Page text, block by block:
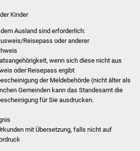
Selbsteintrag Vereine
Beirat Süßener Vereine
Sportanlagen
Tourismus
Erlebnisregion
Kinder
Ausland sind erforderlich:
Reisepass oder anderer
wenn sich diese nicht aus
oder Reisepass ergibt
der Meldebehörde (nicht älter als
Gemeinden kann das Standesamt die
für Sie ausdrucken.
mit Übersetzung, falls nicht auf